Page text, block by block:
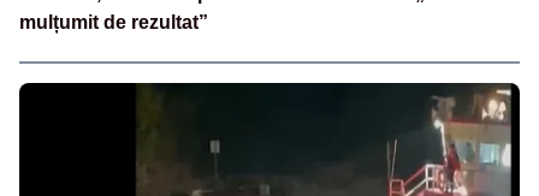
mulțumit de rezultat”